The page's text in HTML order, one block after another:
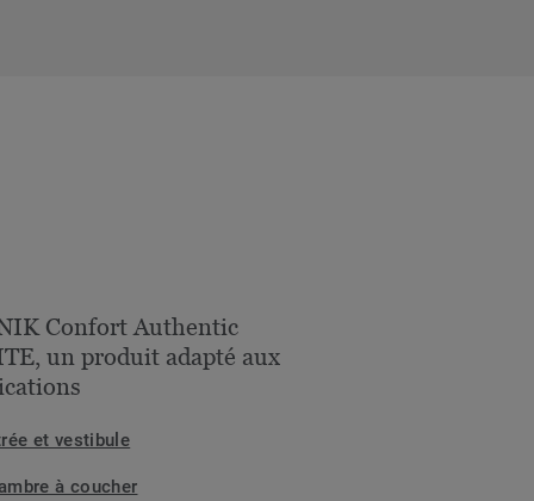
Confort Authentic
un produit adapté aux
et vestibule
à coucher